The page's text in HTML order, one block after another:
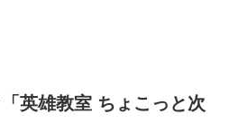
英雄教室 ちょこっと次